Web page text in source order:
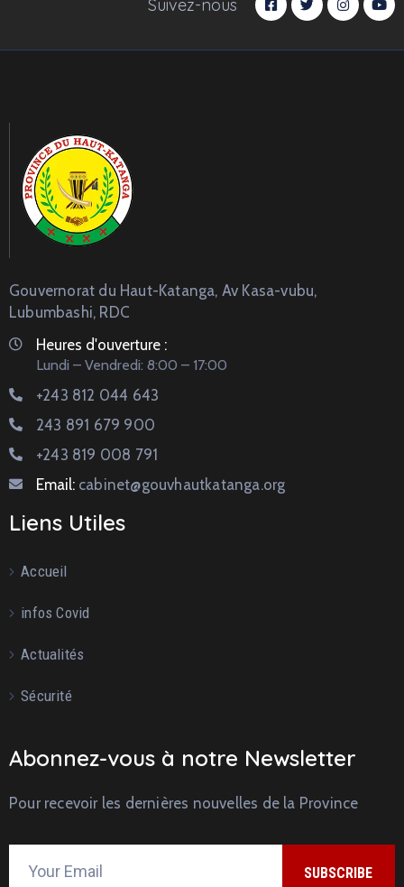
Suivez-nous
Gouvernorat du Haut-Katanga, Av Kasa-vubu,
Lubumbashi, RDC
Heures d'ouverture :
Lundi – Vendredi: 8:00 – 17:00
+243 812 044 643
243 891 679 900
+243 819 008 791
Email: cabinet@gouvhautkatanga.org
Liens Utiles
Accueil
infos Covid
Actualités
Sécurité
Abonnez-vous à notre Newsletter
Pour recevoir les dernières nouvelles de la Province